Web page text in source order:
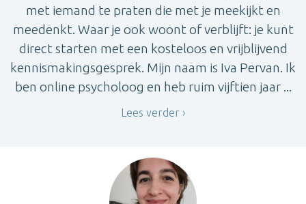
met iemand te praten die met je meekijkt en
meedenkt. Waar je ook woont of verblijft: je kunt
direct starten met een kosteloos en vrijblijvend
kennismakingsgesprek. Mijn naam is Iva Pervan. Ik
ben online psycholoog en heb ruim vijftien jaar ...
Lees verder